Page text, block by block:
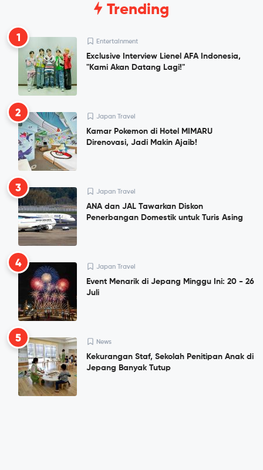
Trending
1 Entertainment
Exclusive Interview Lienel AFA Indonesia,
"Kami Akan Datang Lagi!"
2 Japan Travel
Kamar Pokemon di Hotel MIMARU
Direnovasi, Jadi Makin Ajaib!
3 Japan Travel
ANA dan JAL Tawarkan Diskon
Penerbangan Domestik untuk Turis Asing
4 Japan Travel
Event Menarik di Jepang Minggu Ini: 20 - 26
Juli
5 News
Kekurangan Staf, Sekolah Penitipan Anak di
Jepang Banyak Tutup